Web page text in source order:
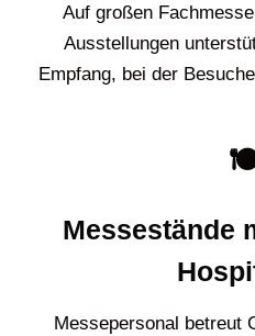
Auf großen
Ausstellungen
Empfang, bei der
Messestände
Messepersonal betreut